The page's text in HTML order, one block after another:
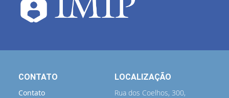
CONTATO
Contato
LOCALIZAÇÃO
Rua dos Coelhos, 300,